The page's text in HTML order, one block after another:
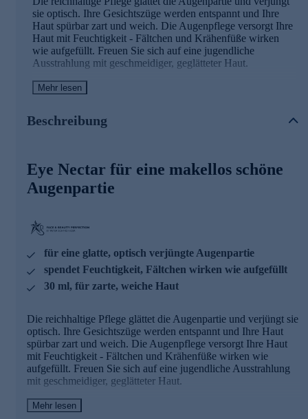
sie optisch. Ihre Gesichtszüge werden entspannt und Ihre
Haut spürbar zart und weich. Die Augenpflege versorgt Ihre
Haut mit Feuchtigkeit - Fältchen und Krähenfüße wirken
wie aufgefüllt. Freuen Sie sich auf eine jugendliche
Ausstrahlung mit geschmeidiger, geglätteter Haut.
Die Inhaltsstoffe und ihre Wirkweisen
LINIEN-KOMPLEX (besteht aus: Jasmin, Silk Essence
und Lotuswasser)
• Sorgt für eine jugendliche Ausstrahlung
• Spürbare Hautglättung & Geschmeidigkeit
• Fältchen wirken wie aufgefüllt
• Für entspannte Gesichtszüge
• Kann bereits bestehende Fältchen reduzieren
• Schenkt ein optisch geglättetes Hautbild
SHEA BUTTER
• Macht die Haut merklich zart und weich
• Hat rückfettende Eigenschaften
Für strahlende Augenblicke - jetzt bequem online
bestellen.
Mehr lesen
Beschreibung
Eye Nectar für eine makellos schöne
Augenpartie
für eine glatte, optisch verjüngte Augenpartie
spendet Feuchtigkeit, Fältchen wirken wie aufgefüllt
30 ml, für zarte, weiche Haut
Die reichhaltige Pflege glättet die Augenpartie und verjüngt sie
optisch. Ihre Gesichtszüge werden entspannt und Ihre Haut
spürbar zart und weich. Die Augenpflege versorgt Ihre Haut
mit Feuchtigkeit - Fältchen und Krähenfüße wirken wie
aufgefüllt. Freuen Sie sich auf eine jugendliche Ausstrahlung
mit geschmeidiger, geglätteter Haut.
Die Inhaltsstoffe und ihre Wirkweisen
Mehr lesen